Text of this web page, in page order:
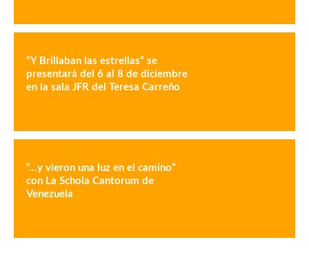
“Y Brillaban las estrellas” se
presentará del 6 al 8 de diciembre
en la sala JFR del Teresa Carreño
“…y vieron una luz en el camino”
con La Schola Cantorum de
Venezuela